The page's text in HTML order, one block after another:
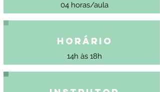
04 horas/aula
Horário
14h às 18h